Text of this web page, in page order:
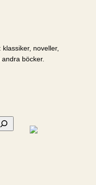
noveller,
böcker.